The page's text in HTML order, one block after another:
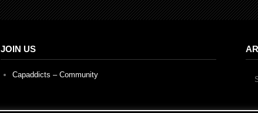
JOIN US
Capaddicts – Community